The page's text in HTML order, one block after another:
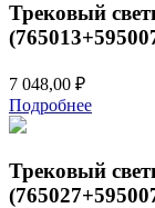
Трековый
7 048,00 ₽
Подробнее
Трековый